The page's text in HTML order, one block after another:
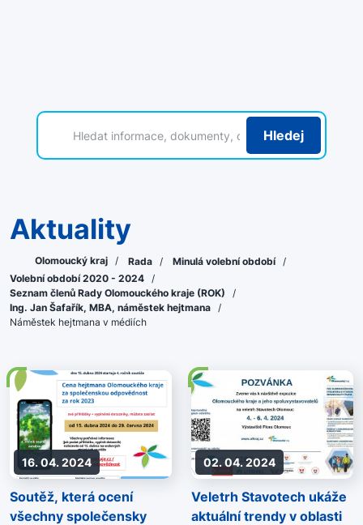
Hledej
Aktuality
Olomoucký kraj / Rada / Minulá volební období /
Volební období 2020 - 2024 /
Seznam členů Rady Olomouckého kraje (ROK)
/
Ing. Jan Šafařík, MBA, náměstek hejtmana /
Náměstek hejtmana v médiích
16. 04. 2024
Soutěž, která ocení
všechny společensky
02. 04. 2024
Veletrh Stavotech ukáže
aktuální trendy v oblasti